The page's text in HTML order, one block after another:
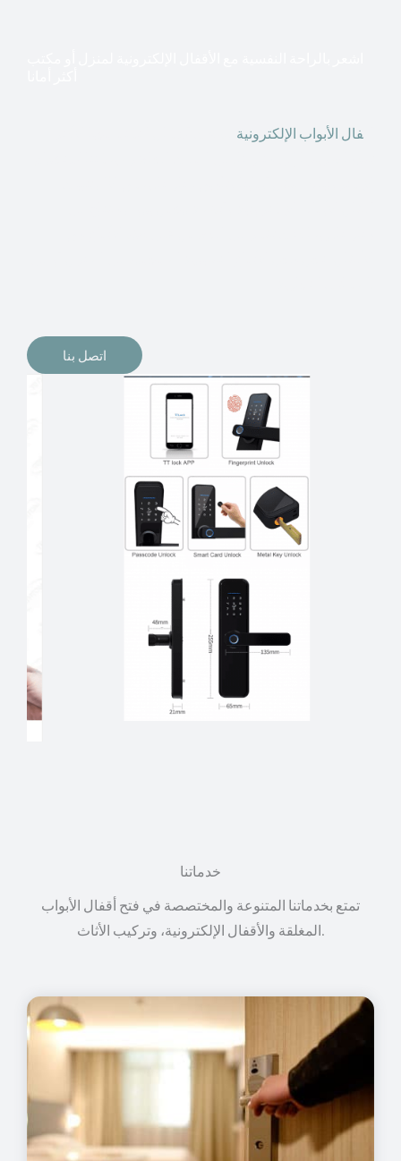
فال الأبواب الإلكترونية
اتصل بنا
خدماتنا
تمتع بخدماتنا المتنوعة والمختصصة في فتح أقفال الأبواب